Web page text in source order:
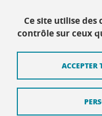
Contact
Plan du site
Mentions légales
Données personnelles
Ce site utilise des
contrôle sur ceux
ACCEPTER